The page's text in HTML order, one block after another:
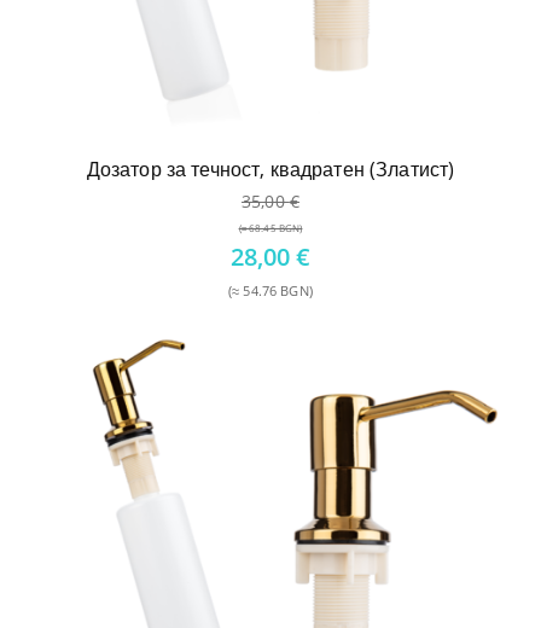
Дозатор за течност, квадратен (Златист)
35,00€
(≈ 68.45 BGN)
Original
price
was:
28,00€
(≈ 54.76 BGN)
28,00 €.